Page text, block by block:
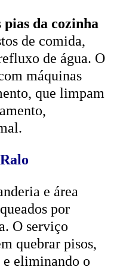
pias da cozinha
de comida,
de água. O
máquinas
que limpam
e área
por
O serviço
quebrar pisos,
e eliminando o